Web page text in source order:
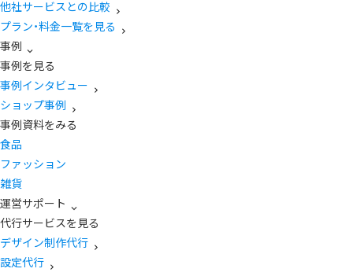
他社サービスとの比較
プラン・料金一覧を見る
事例
事例を見る
事例インタビュー
ショップ事例
事例資料をみる
食品
ファッション
雑貨
運営サポート
代行サービスを見る
デザイン制作代行
設定代行